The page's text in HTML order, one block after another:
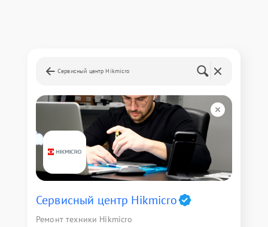
Сервисный центр Hikmicro
Сервисный центр Hikmicro
Ремонт техники Hikmicro